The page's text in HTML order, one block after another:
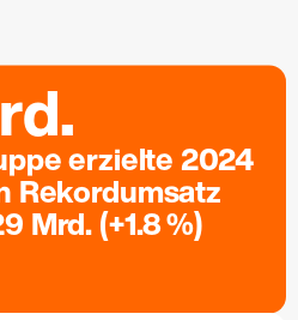
erzielte 2024
Rekordumsatz
Mrd. (+1.8 %)